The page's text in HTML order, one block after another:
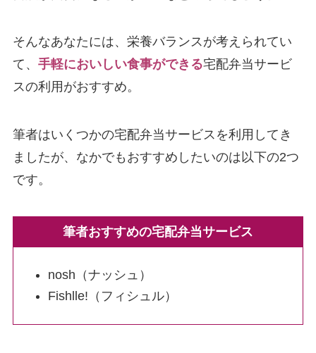
そんなあなたには、栄養バランスが考えられてい
て、 手軽においしい食事ができる宅配弁当サービ
スの利用がおすすめ。
筆者はいくつかの宅配弁当サービスを利用してき
ましたが、なかでもおすすめしたいのは以下の2つ
です。
筆者おすすめの宅配弁当サービス
nosh（ナッシュ）
Fishlle!（フィシュル）